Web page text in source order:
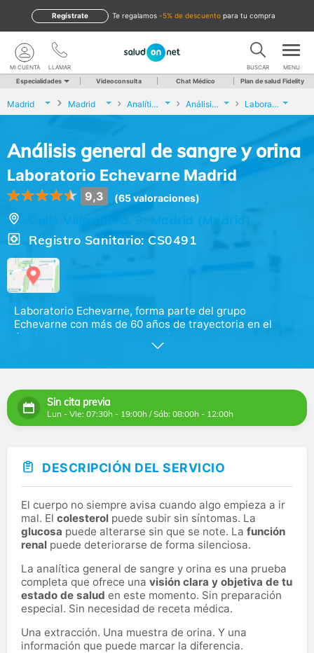
te regalamos -5% de descuento para tu compra
Regístrate
LLAMAR
MI CUENTA BUSCAR MENU
Especialidades Videoconsulta Chat Médico Plan de salud Fidelity
Madrid Madrid Analíticas y Genética Análisis general de sangre y orina Laboratorio Echevarne Madrid
Análisis general de sangre y orina
Laboratorio Echevarne Madrid
9,3 (65 valoraciones)
Calle Villanueva, 9, Madrid (Madrid)
Registro Sanitario: CS0491
Laboratorio Echevarne, forma parte del grupo
Echevarne con más de 60 años de trayectoria en el
ámbito de la salud, es reconocido como uno de los
principales laboratorios de Europa. Con más de 800
análisis clínicos, estudios clínicos, anatomía patológica.
Este centro ubicado en el centro del barrio Salamanca
en Madrid es uno de los mejores del grupo Echevarne.
precisos y de la máxima calidad. Invertimos
constantemente en tecnología de vanguardia y
nuestros pacientes.
Buscamos ampliar nuestra oferta de pruebas
diagnósticas para proporcionar información relevante y
apoyo al profesional médico en el diagnóstico,
pronóstico y tratamiento de enfermedades.
Sin cita previa
Lun - Vie: 07:30h - 19:00h / Sáb: 08:00h - 12:00h
DESCRIPCIÓN DEL SERVICIO
El cuerpo no siempre avisa cuando algo empieza a ir
mal. El colesterol puede subir sin síntomas. La
glucosa puede alterarse sin que se note. La función
renal puede deteriorarse de forma silenciosa.
La analítica general de sangre y orina es una prueba
completa que ofrece una visión clara y objetiva de tu
estado de salud en este momento. Sin preparación
especial. Sin necesidad de receta médica.
Una extracción. Una muestra de orina. Y una
información que puede marcar la diferencia.